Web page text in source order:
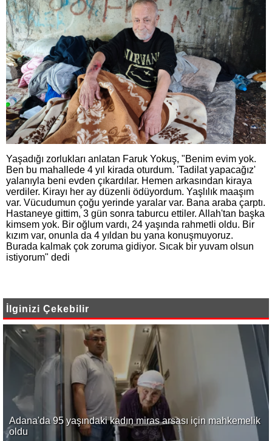
Yaşadığı zorlukları anlatan Faruk Yokuş, "Benim evim yok.
Ben bu mahallede 4 yıl kirada oturdum. 'Tadilat yapacağız'
yalanıyla beni evden çıkardılar. Hemen arkasından kiraya
verdiler. Kirayı her ay düzenli ödüyordum. Yaşlılık maaşım
var. Vücudumun çoğu yerinde yaralar var. Bana araba çarptı.
Hastaneye gittim, 3 gün sonra taburcu ettiler. Allah'tan başka
kimsem yok. Bir oğlum vardı, 24 yaşında rahmetli oldu. Bir
kızım var, onunla da 4 yıldan bu yana konuşmuyoruz.
Burada kalmak çok zoruma gidiyor. Sıcak bir yuvam olsun
istiyorum" dedi
İlginizi Çekebilir
Adana'da 95 yaşındaki kadın miras arsası için mahkemelik
oldu